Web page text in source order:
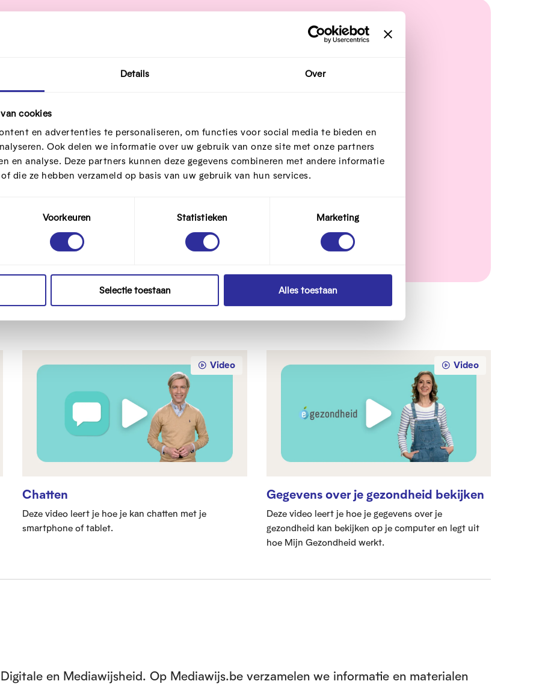
Details Over
cookies
en advertenties te personaliseren, om functies voor social media te bieden en
Ook delen we informatie over uw gebruik van onze site met onze partners
en analyse. Deze partners kunnen deze gegevens combineren met andere informatie
die ze hebben verzameld op basis van uw gebruik van hun services.
Voorkeuren Statistieken Marketing
Selectie toestaan Alles toestaan
via mail activeren
via SMS activeren
via mobiele app activeren
en kaartlezer
Video
Chatten
Deze video leert je hoe je kan chatten met je
smartphone of tablet.
Video
Gegevens over je gezondheid bekijken
Deze video leert je hoe je gegevens over je
gezondheid kan bekijken op je computer en legt uit
hoe Mijn Gezondheid werkt.
en Mediawijsheid. Op Mediawijs.be verzamelen we informatie en materialen